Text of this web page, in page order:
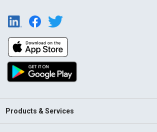
Products & Services